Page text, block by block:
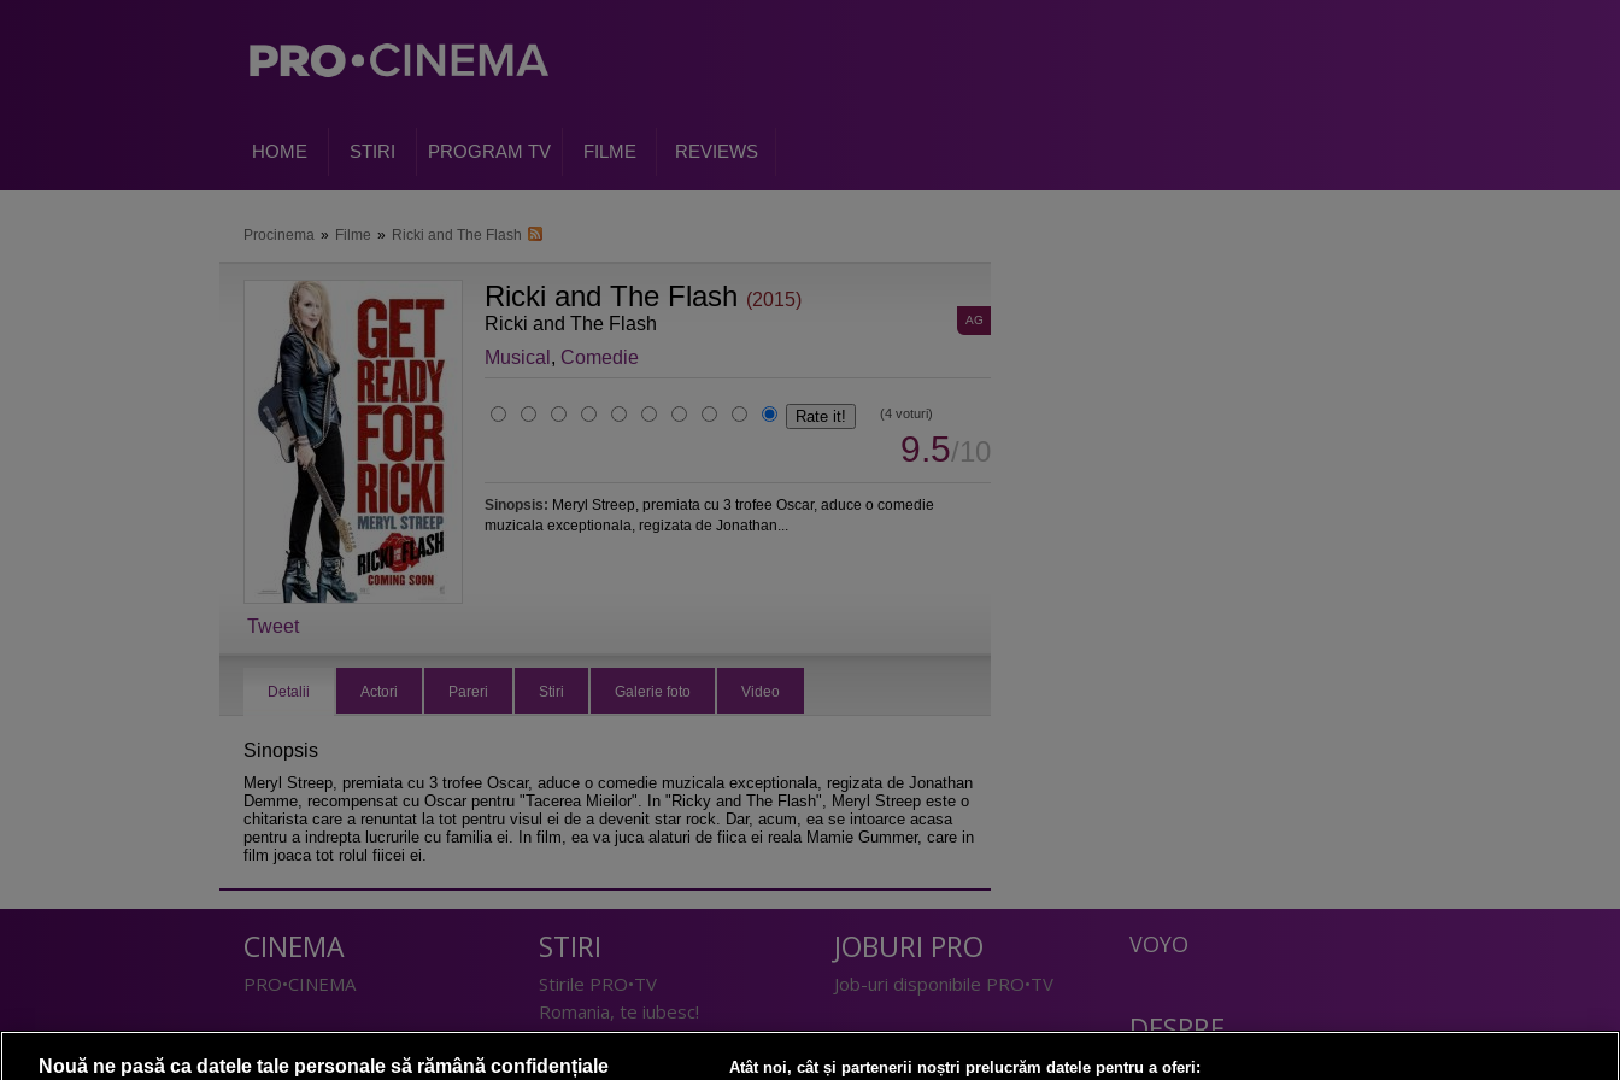
HOME STIRI PROGRAM TV FILME REVIEWS
Procinema » Filme » Ricki and The Flash
Tweet
Ricki and The Flash (2015)
Ricki and The Flash
AG
Musical , Comedie
(4 voturi)
9.5/10
Sinopsis: Meryl Streep, premiata cu 3 trofee Oscar, aduce o comedie
muzicala exceptionala, regizata de Jonathan...
Detalii Actori Pareri Stiri Galerie foto Video
Sinopsis
Meryl Streep, premiata cu 3 trofee Oscar, aduce o comedie muzicala exceptionala, regizata de Jonathan
Demme, recompensat cu Oscar pentru "Tacerea Mieilor". In "Ricky and The Flash", Meryl Streep este o
chitarista care a renuntat la tot pentru visul ei de a devenit star rock. Dar, acum, ea se intoarce acasa
pentru a indrepta lucrurile cu familia ei. In film, ea va juca alaturi de fiica ei reala Mamie Gummer, care in
film joaca tot rolul fiicei ei.
CINEMA
PRO•CINEMA
DIVERTISMENT
STIRI
Stirile PRO•TV
Romania, te iubesc!
JOBURI PRO
Job-uri disponibile PRO•TV
LIFESTYLE
VOYO
DESPRE
Politica Confidentialitate
Nouă ne pasă ca datele tale personale să rămână confidențiale Atât noi, cât și partenerii noștri prelucrăm datele pentru a oferi: